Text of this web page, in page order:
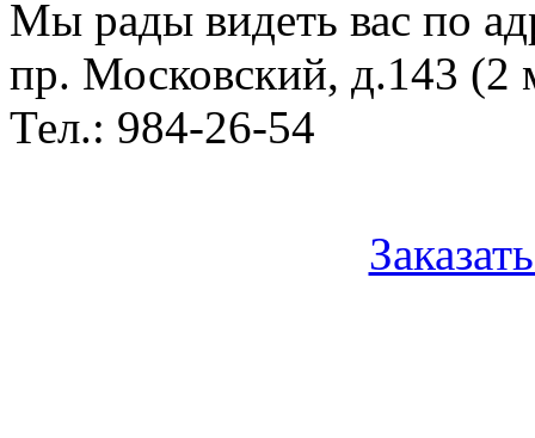
Мы рады видеть вас по
пр. Московский, д.143 (2
Тел.: 984-26-54